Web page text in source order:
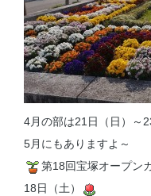
4月の部は21日（日）～
5月にもありますよ～
第18回宝塚オープン
18日（土）